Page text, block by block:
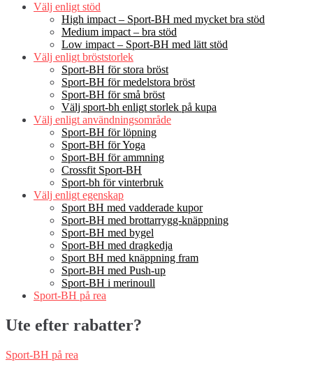
Välj enligt stöd
High impact – Sport-BH med mycket bra stöd
Medium impact – bra stöd
Low impact – Sport-BH med lätt stöd
Välj enligt bröststorlek
Sport-BH för stora bröst
Sport-BH för medelstora bröst
Sport-BH för små bröst
Välj sport-bh enligt storlek på kupa
Välj enligt användningsområde
Sport-BH för löpning
Sport-BH för Yoga
Sport-BH för ammning
Crossfit Sport-BH
Sport-bh för vinterbruk
Välj enligt egenskap
Sport BH med vadderade kupor
Sport-BH med brottarrygg-knäppning
Sport-BH med bygel
Sport-BH med dragkedja
Sport BH med knäppning fram
Sport-BH med Push-up
Sport-BH i merinoull
Sport-BH på rea
Ute efter rabatter?
Sport-BH på rea